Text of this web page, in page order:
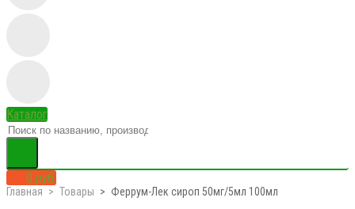
Каталог
0 руб.
Главная Товары Феррум-Лек сироп 50мг/5мл 100мл